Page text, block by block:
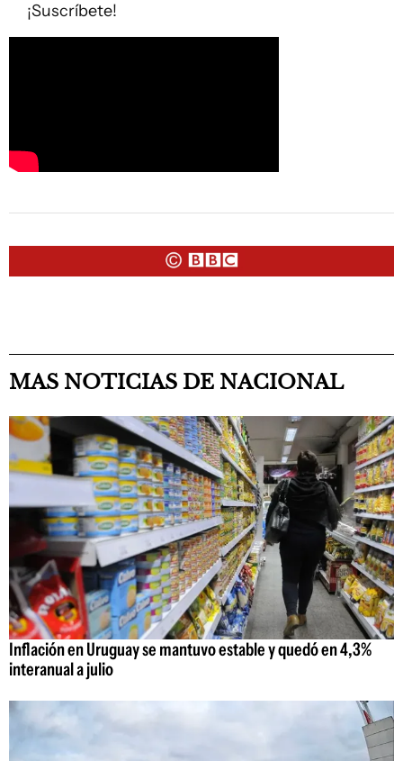
¡Suscríbete!
MAS NOTICIAS DE NACIONAL
Inflación en Uruguay se mantuvo estable y quedó en 4,3%
interanual a julio